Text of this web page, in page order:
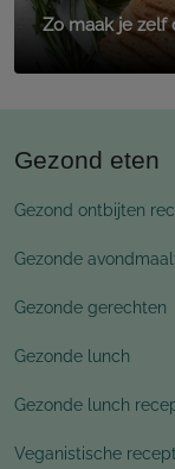
Zo maak je zelf
Gezond eten
Gezond ontbijten
Gezonde
Gezonde gerechten
Gezonde lunch
Gezonde lunch
Veganistische